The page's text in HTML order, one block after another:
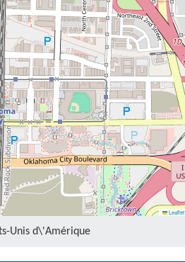
Leaflet
Unis d\'Amérique